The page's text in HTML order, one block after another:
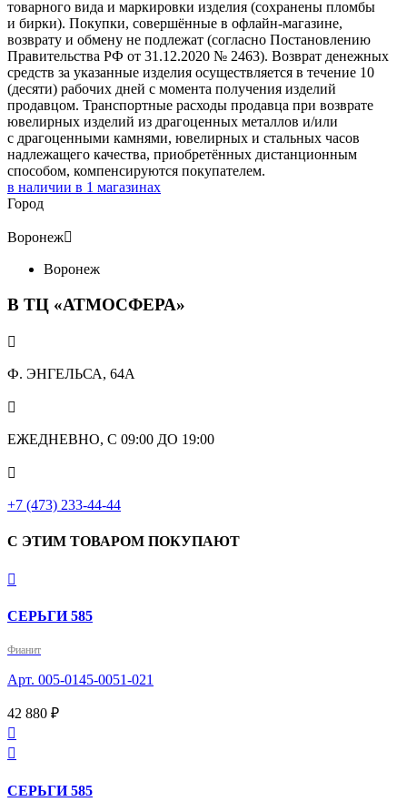
товарного вида и маркировки изделия (сохранены пломбы
и бирки). Покупки, совершённые в офлайн-магазине,
возврату и обмену не подлежат (согласно Постановлению
Правительства РФ от 31.12.2020 № 2463). Возврат денежных
средств за указанные изделия осуществляется в течение 10
(десяти) рабочих дней с момента получения изделий
продавцом. Транспортные расходы продавца при возврате
ювелирных изделий из драгоценных металлов и/или
с драгоценными камнями, ювелирных и стальных часов
надлежащего качества, приобретённых дистанционным
способом, компенсируются покупателем.
в наличии в 1 магазинах
Город
Воронеж
Воронеж
В ТЦ «АТМОСФЕРА»

Ф. ЭНГЕЛЬСА, 64А

ЕЖЕДНЕВНО, С 09:00 ДО 19:00

+7 (473) 233-44-44
С ЭТИМ ТОВАРОМ ПОКУПАЮТ

СЕРЬГИ 585
Фианит
Арт. 005-0145-0051-021
42 880 ₽


СЕРЬГИ 585